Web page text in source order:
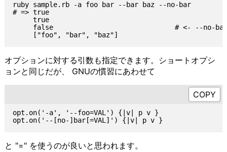
ruby sample.rb -a foo bar --bar baz --no-bar
# => true
     true
false                              # <- --no-bar
オプションに対する引数も指定できます。ショートオプシ
ョンと同じだが、 GNUの慣習にあわせて
opt.on('-a', '--foo=VAL') {|v| p v }
と "=" を使うのが良いと思われます。